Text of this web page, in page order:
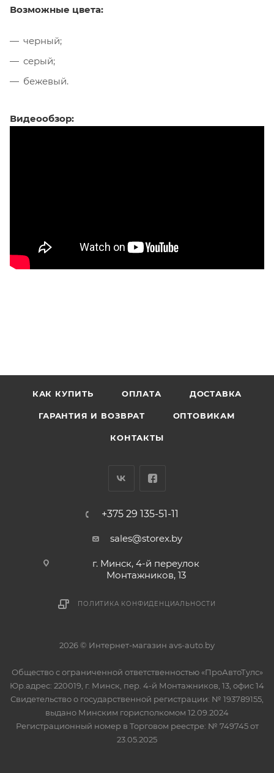
Возможные цвета:
черный;
серый;
бежевый.
Видеообзор:
КАК КУПИТЬ ОПЛАТА ДОСТАВКА
ГАРАНТИЯ И ВОЗВРАТ ОПТОВИКАМ
КОНТАКТЫ
+375 29 135-51-11
sales@storex.by
г. Минск, 4-й переулок
Монтажников, 13
ПОЛИТИКА КОНФИДЕНЦИАЛЬНОСТИ
2026 © Интернет-магазин avs-auto.by
Общество с ограниченной ответственностью «ПроАвтоТулс»
Юр.адрес: 220019, г. Минск, пер. 4-й Монтажников, 13, офис 14
Свидетельство о государственной регистрации: № 193789155,
выдано Минским горисполкомом 12.09.2024
Регистрационный номер в Торговом реестре: № 749745 от
23.05.2025